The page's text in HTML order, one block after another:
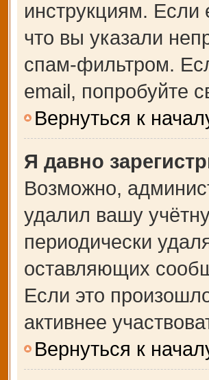
инструкциям.
что вы указали
спам-фильтром.
email, попробуйте
Вернуться к
Я давно
Возможно,
удалил вашу
периодически
оставляющих
Если это
активнее
Вернуться к